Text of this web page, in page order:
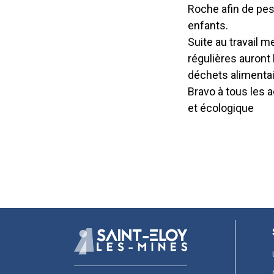
Roche afin de
enfants.
Suite au travail
régulières
déchets
Bravo à tous les
et écologique